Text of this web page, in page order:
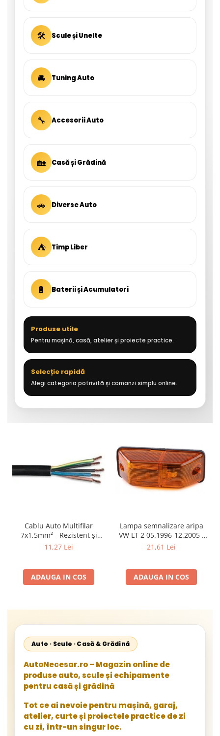
🛠 Scule și Unelte
🚘 Tuning Auto
🔧 Accesorii Auto
🏡 Casă și Grădină
🚗 Diverse Auto
⛺ Timp Liber
🔋 Baterii și Acumulatori
Produse utile
Pentru mașină, casă, atelier și proiecte practice.
Selecție rapidă
Alegi categoria potrivită și comanzi simplu online.
Cablu Auto Multifilar
7x1,5mm² - Rezistent și
Flexibil pentru Remorci 12V-
11,27 Lei
ADAUGA IN COS
Lampa semnalizare aripa
VW LT 2 05.1996-12.2005 ;
Mercedes Sprinter 1995-
Neoplan Euroliner,
Starliner,Centroliner,
21,61 Lei
ADAUGA IN COS
Auto · Scule · Casă & Grădină
AutoNecesar.ro – Magazin online de
produse auto, scule și echipamente
pentru casă și grădină
Tot ce ai nevoie pentru mașină, garaj,
atelier, curte și proiectele practice de zi
cu zi, într-un singur loc.